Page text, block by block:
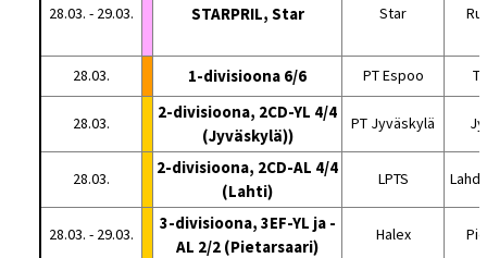
28.03. - 29.03. STARPRIL, Star Star
28.03. 1-divisioona 6/6 PT Espoo
28.03.
2-divisioona, 2CD-YL 4/4
(Jyväskylä))
PT Jyväskylä
28.03.
2-divisioona, 2CD-AL 4/4
(Lahti)
LPTS
28.03. - 29.03.
3-divisioona, 3EF-YL ja -
AL 2/2 (Pietarsaari)
Halex